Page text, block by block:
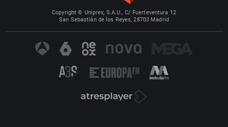
Copyright © Uniprex, S.A.U., C/ Fuerteventura 12
San Sebastián de los Reyes, 28703 Madrid